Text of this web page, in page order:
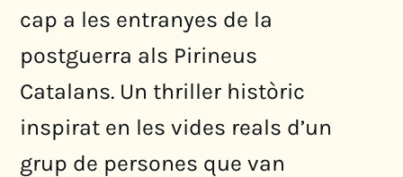
cap a les entranyes de la
postguerra als Pirineus
Catalans. Un thriller històric
inspirat en les vides reals d’un
grup de persones que van